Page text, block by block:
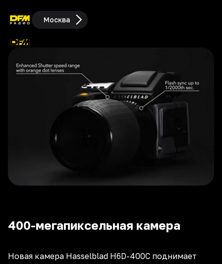
Москва
400-мегапиксельная камера
Новая камера Hasselblad H6D-400C поднимает